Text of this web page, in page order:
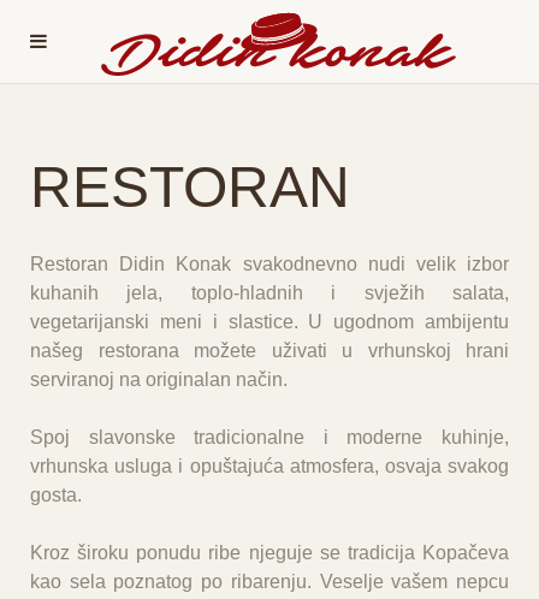
RESTORAN
Restoran Didin Konak svakodnevno nudi velik izbor
kuhanih jela, toplo-hladnih i svježih salata,
vegetarijanski meni i slastice. U ugodnom ambijentu
našeg restorana možete uživati u vrhunskoj hrani
serviranoj na originalan način.
Spoj slavonske tradicionalne i moderne kuhinje,
vrhunska usluga i opuštajuća atmosfera, osvaja svakog
gosta.
Kroz široku ponudu ribe njeguje se tradicija Kopačeva
kao sela poznatog po ribarenju. Veselje vašem nepcu